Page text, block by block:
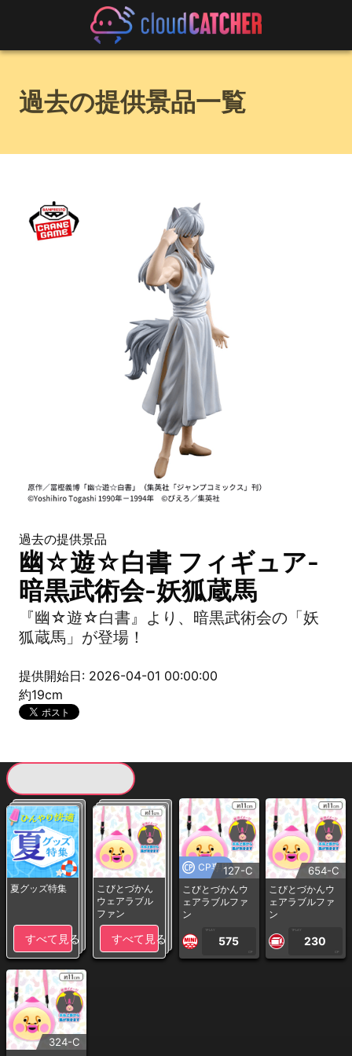
過去の提供景品一覧
過去の提供景品
幽☆遊☆白書 フィギュア-
暗黒武術会-妖狐蔵馬
『幽☆遊☆白書』より、暗黒武術会の「妖
狐蔵馬」が登場！
提供開始日: 2026-04-01 00:00:00
約19cm
夏グッズ特集
すべて見る
こびとづかん
ウェアラブル
ファン
すべて見る
CP専用127-C
こびとづかんウ
ェアラブルファ
ン
1PLAY
575
CP
654-C
こびとづかんウ
ェアラブルファ
ン
1PLAY
230
CP
324-C